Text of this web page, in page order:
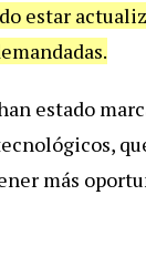
estar
estado
más